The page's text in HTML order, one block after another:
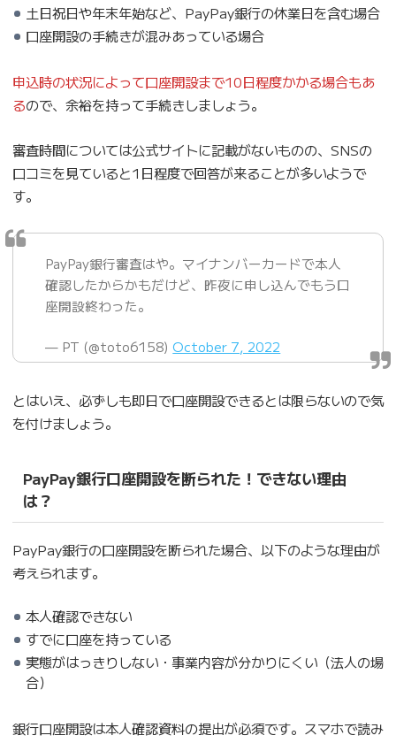
土日祝日や年末年始など、PayPay銀行の休業日を含む場合
口座開設の手続きが混みあっている場合
申込時の状況によって口座開設まで10日程度かかる場合もあ
るので、余裕を持って手続きしましょう。
審査時間については公式サイトに記載がないものの、SNSの
口コミを見ていると1日程度で回答が来ることが多いようで
す。
PayPay銀行審査はや。マイナンバーカードで本人
確認したからかもだけど、昨夜に申し込んでもう口
座開設終わった。
— PT (@toto6158)October 7, 2022
とはいえ、必ずしも即日で口座開設できるとは限らないので気
を付けましょう。
PayPay銀行口座開設を断られた！できない理由
は？
PayPay銀行の口座開設を断られた場合、以下のような理由が
考えられます。
本人確認できない
すでに口座を持っている
実態がはっきりしない・事業内容が分かりにくい（法人の場
合）
銀行口座開設は本人確認資料の提出が必須です。スマホで読み